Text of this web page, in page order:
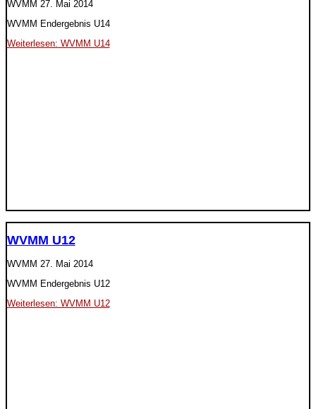
WVMM 27. Mai 2014
WVMM Endergebnis U14
Weiterlesen: WVMM U14
WVMM U12
WVMM 27. Mai 2014
WVMM Endergebnis U12
Weiterlesen: WVMM U12